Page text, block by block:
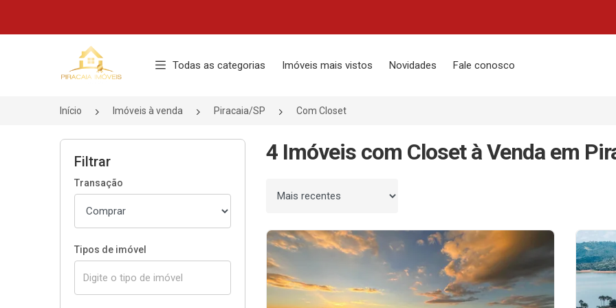
Página inicial
Todas as categorias Imóveis mais vistos Novidades Fale conosco
Início Imóveis à venda Piracaia/SP Com Closet
Filtrar
Transação
Tipos de imóvel
4 Imóveis com Closet à Venda em
Ordenar por